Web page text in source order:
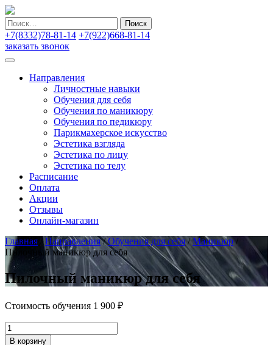
Найти:
+7(8332)78-81-14 +7(922)668-81-14
заказать звонок
Направления
Личностные навыки
Обучения для себя
Обучения по маникюру
Обучения по педикюру
Парикмахерское искусство
Эстетика взгляда
Эстетика по лицу
Эстетика по телу
Расписание
Оплата
Акции
Отзывы
Онлайн-магазин
Главная /Направления/Обучения для себя/Маникюр/
Пилочный маникюр для себя
Пилочный маникюр для себя
Стоимость обучения 1 900 ₽
Количество
товара
В корзину